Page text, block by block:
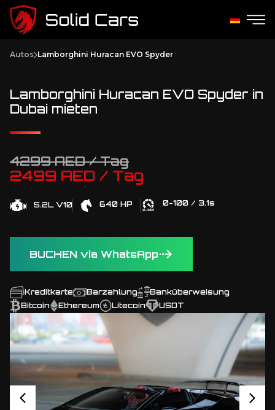
Autos Lamborghini Huracan EVO Spyder
Lamborghini Huracan EVO Spyder in
Dubai mieten
4299 AED / Tag
2499 AED / Tag
5.2L V10 640 HP 0-100 / 3.1s
BUCHEN via WhatsApp
Kreditkarte Barzahlung
Banküberweisung
Bitcoin
Ethereum Litecoin USDT